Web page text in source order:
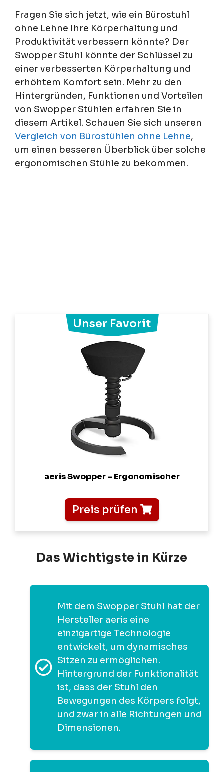
Fragen Sie sich jetzt, wie ein Bürostuhl
ohne Lehne Ihre Körperhaltung und
Produktivität verbessern könnte? Der
Swopper Stuhl könnte der Schlüssel zu
einer verbesserten Körperhaltung und
erhöhtem Komfort sein. Mehr zu den
Hintergründen, Funktionen und Vorteilen
von Swopper Stühlen erfahren Sie in
diesem Artikel. Schauen Sie sich unseren
Vergleich von Bürostühlen ohne Lehne,
um einen besseren Überblick über solche
ergonomischen Stühle zu bekommen.
aeris Swopper – Ergonomischer
Preis prüfen
Das Wichtigste in Kürze
Mit dem Swopper Stuhl hat der
Hersteller aeris eine
einzigartige Technologie
entwickelt, um dynamisches
Sitzen zu ermöglichen.
Hintergrund der Funktionalität
ist, dass der Stuhl den
Bewegungen des Körpers folgt,
und zwar in alle Richtungen und
Dimensionen.